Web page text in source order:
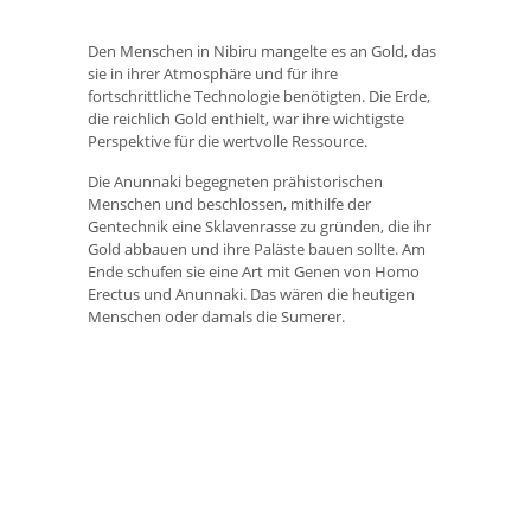
Den Menschen in Nibiru mangelte es an Gold, das
sie in ihrer Atmosphäre und für ihre
fortschrittliche Technologie benötigten. Die Erde,
die reichlich Gold enthielt, war ihre wichtigste
Perspektive für die wertvolle Ressource.
Die Anunnaki begegneten prähistorischen
Menschen und beschlossen, mithilfe der
Gentechnik eine Sklavenrasse zu gründen, die ihr
Gold abbauen und ihre Paläste bauen sollte. Am
Ende schufen sie eine Art mit Genen von Homo
Erectus und Anunnaki. Das wären die heutigen
Menschen oder damals die Sumerer.